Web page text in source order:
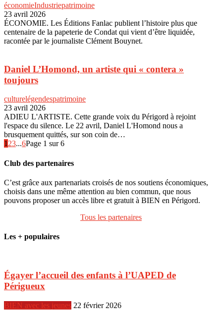
économieIndustriepatrimoine
23 avril 2026
ÉCONOMIE. Les Éditions Fanlac publient l’histoire plus que
centenaire de la papeterie de Condat qui vient d’être liquidée,
racontée par le journaliste Clément Bouynet.
Daniel L’Homond, un artiste qui « contera »
toujours
culturelégendespatrimoine
23 avril 2026
ADIEU L'ARTISTE. Cette grande voix du Périgord à rejoint
l'espace du silence. Le 22 avril, Daniel L'Homond nous a
brusquement quittés, sur son coin de…
1 23...6Page 1 sur 6
Club des partenaires
C’est grâce aux partenariats croisés de nos soutiens économiques,
choisis dans une même attention au bien commun, que nous
pouvons proposer un accès libre et gratuit à BIEN en Périgord.
Tous les partenaires
Les + populaires
Égayer l’accueil des enfants à l’UAPED de
Périgueux
BIEN avec les jeunes 22 février 2026